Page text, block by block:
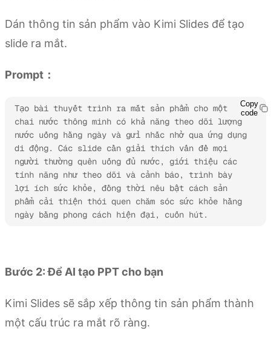
Dán thông tin sản phẩm vào Kimi Slides để tạo
slide ra mắt.
Prompt：
Tạo bài thuyết trình ra mắt sản phẩm cho một
chai nước thông minh có khả năng theo dõi lượng
nước uống hằng ngày và gửi nhắc nhở qua ứng dụng
di động. Các slide cần giải thích vấn đề mọi
người thường quên uống đủ nước, giới thiệu các
tính năng như theo dõi và cảnh báo, trình bày
lợi ích sức khỏe, đồng thời nêu bật cách sản
phẩm cải thiện thói quen chăm sóc sức khỏe hằng
ngày bằng phong cách hiện đại, cuốn hút.
Copy
code
Bước 2: Để AI tạo PPT cho bạn
Kimi Slides sẽ sắp xếp thông tin sản phẩm thành
một cấu trúc ra mắt rõ ràng.